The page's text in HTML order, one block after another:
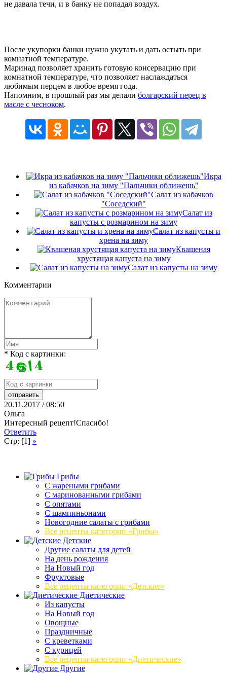
не давала течи, и в банку не попадал воздух.
После укупорки банки нужно укутать и дать остыть при
комнатной температуре.
Маринад позволяет хранить готовую консервацию при
комнатной температуре, что позволяет наслаждаться
любимым перцем в любое время года.
Напомним, в прошлый раз мы делали болгарский перец в
масле с чесноком.
Икра
из кабачков на зиму "Пальчики оближешь"
Салат из кабачков
"Соседский"
Салат из
капусты с розмарином на зиму
Салат из капусты и
хрена на зиму
Квашеная
хрустящая капуста на зиму
Салат из капусты на зиму
Комментарии
* Код с картинки:
20.11.2017 / 08:50
Ольга
Интересный рецепт!Спасибо!
Ответить
Стр: [1] »
Грибы
C жареными грибами
C маринованными грибами
C опятами
C шампиньонами
Новогодние салаты с грибами
Все рецепты категории «Грибы»
Детские
Другие салаты для детей
На день рождения
На Новый год
Фруктовые
Все рецепты категории «Детские»
Диетические
Из капусты
На Новый год
Овощные
Праздничные
С креветками
С курицей
Все рецепты категории «Диетические»
Другие